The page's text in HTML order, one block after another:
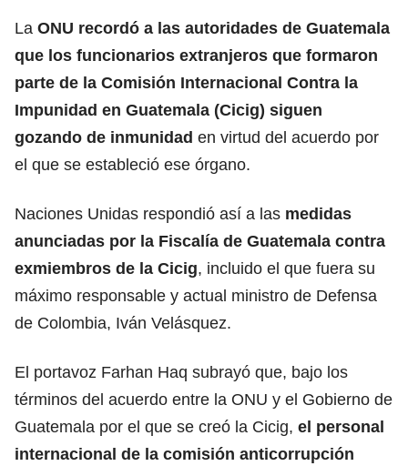
La ONU recordó a las autoridades de Guatemala
que los funcionarios extranjeros que formaron
parte de la Comisión Internacional Contra la
Impunidad en Guatemala (Cicig) siguen
gozando de inmunidad en virtud del acuerdo por
el que se estableció ese órgano.
Naciones Unidas respondió así a las medidas
anunciadas por la Fiscalía de Guatemala contra
exmiembros de la Cicig, incluido el que fuera su
máximo responsable y actual ministro de Defensa
de Colombia, Iván Velásquez.
El portavoz Farhan Haq subrayó que, bajo los
términos del acuerdo entre la ONU y el Gobierno de
Guatemala por el que se creó la Cicig, el personal
internacional de la comisión anticorrupción